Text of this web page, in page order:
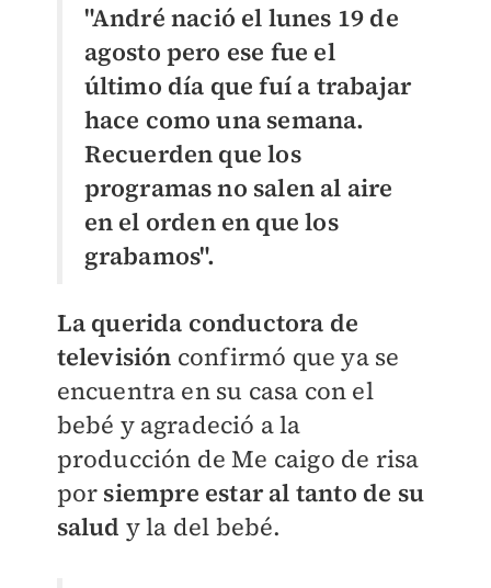
"André nació el lunes 19 de
agosto pero ese fue el
último día que fuí a trabajar
hace como una semana.
Recuerden que los
programas no salen al aire
en el orden en que los
grabamos".
La querida conductora de
televisión confirmó que ya se
encuentra en su casa con el
bebé y agradeció a la
producción de Me caigo de risa
por siempre estar al tanto de su
salud y la del bebé.